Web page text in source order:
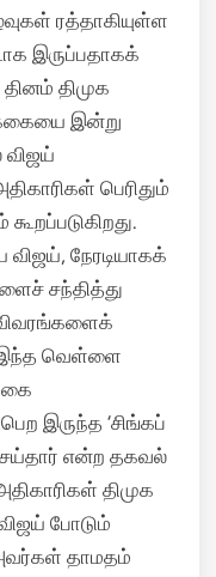
ரத்தாகியுள்ள
இருப்பதாகக்
திமுக
இன்று
விஜய்
பெரிதும்
விஜய், நேரடியாகக்
சந்தித்து
இந்த வெள்ளை
இருந்த ‘சிங்கப்
என்ற தகவல்
திமுக
போடும்
தாமதம்